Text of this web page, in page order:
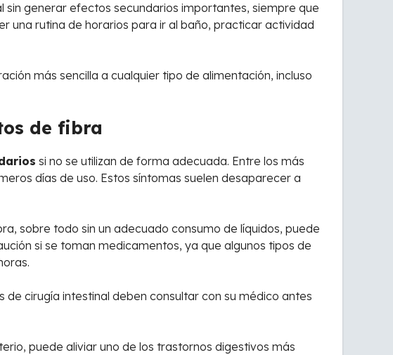
generar efectos secundarios importantes, siempre que
una rutina de horarios para ir al baño, practicar actividad
más sencilla a cualquier tipo de alimentación, incluso
de fibra
si no se utilizan de forma adecuada. Entre los más
días de uso. Estos síntomas suelen desaparecer a
sobre todo sin un adecuado consumo de líquidos, puede
si se toman medicamentos, ya que algunos tipos de
cirugía intestinal deben consultar con su médico antes
puede aliviar uno de los trastornos digestivos más